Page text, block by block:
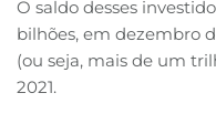
O saldo desses
bilhões, em dezembro
(ou seja, mais de um
2021.